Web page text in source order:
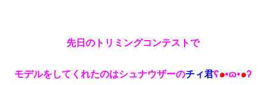
先日のトリミングコンテストで
モデルをしてくれたのはシュナウザーのチィ君ʕ๑•ɷ•๑ʔ